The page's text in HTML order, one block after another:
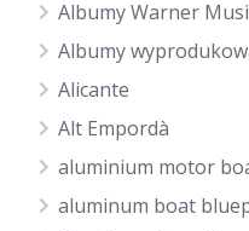
Albumy Warner
Albumy
Alicante
Alt Empordà
aluminium motor
aluminum boat